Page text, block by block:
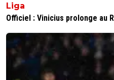
Liga
Officiel : Vinicius prolonge au